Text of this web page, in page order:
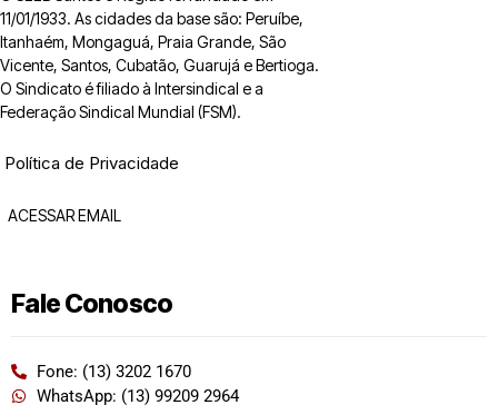
11/01/1933. As cidades da base são: Peruíbe,
Itanhaém, Mongaguá, Praia Grande, São
Vicente, Santos, Cubatão, Guarujá e Bertioga.
O Sindicato é filiado à Intersindical e a
Federação Sindical Mundial (FSM).
Política de Privacidade
ACESSAR EMAIL
Fale Conosco
Fone: (13) 3202 1670
WhatsApp: (13) 99209 2964